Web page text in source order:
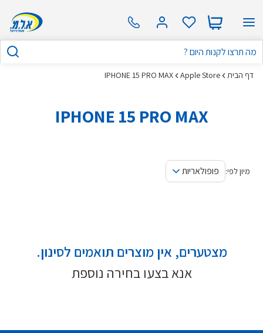
דף הבית Apple Store
IPHONE 15 PRO MAX
IPHONE 15 PRO MAX
מיון לפי: פופולאריות
מצטערים, אין מוצרים תואמים לסינון.
אנא בצעו בחירה נוספת